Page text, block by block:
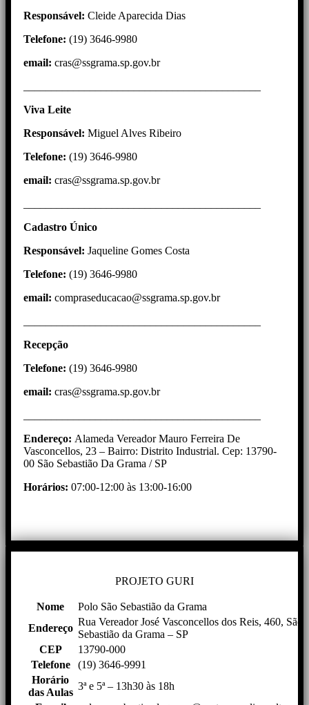
Responsável: Cleide Aparecida Dias
Telefone: (19) 3646-9980
email: cras@ssgrama.sp.gov.br
Viva Leite
Responsável: Miguel Alves Ribeiro
Telefone: (19) 3646-9980
email: cras@ssgrama.sp.gov.br
Cadastro Único
Responsável: Jaqueline Gomes Costa
Telefone: (19) 3646-9980
email: compraseducacao@ssgrama.sp.gov.br
Recepção
Telefone: (19) 3646-9980
email: cras@ssgrama.sp.gov.br
Endereço: Alameda Vereador Mauro Ferreira De
Vasconcellos, 23 – Bairro: Distrito Industrial. Cep: 13790-
00 São Sebastião Da Grama / SP
Horários: 07:00-12:00 às 13:00-16:00
PROJETO GURI
Nome
Polo São Sebastião da Grama
Endereço
Rua Vereador José Vasconcellos dos Reis, 460, São
Sebastião da Grama – SP
CEP
13790-000
Telefone
(19) 3646-9991
Horário
das Aulas
3ª e 5ª – 13h30 às 18h